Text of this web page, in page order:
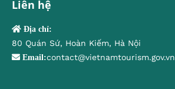
Liên hệ
Địa chỉ:
80 Quán Sứ, Hoàn Kiếm, Hà Nội
Email:contact@vietnamtourism.gov.vn